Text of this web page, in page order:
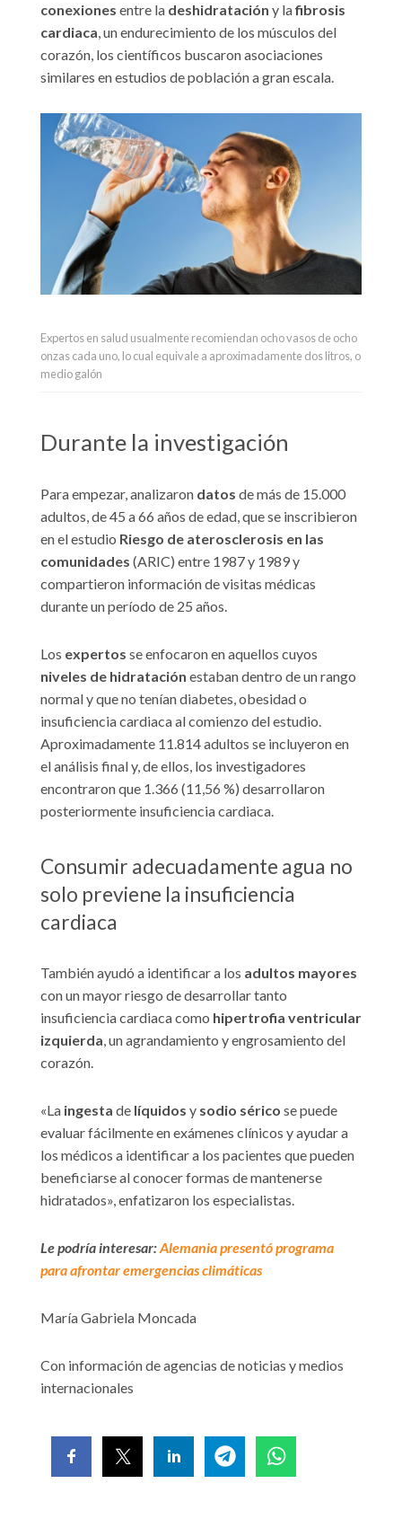
conexiones entre la deshidratación y lafibrosis
cardiaca, un endurecimiento de los músculos del
corazón, los científicos buscaron asociaciones
similares en estudios de población a gran escala.
Expertos en salud usualmente recomiendan ocho vasos de ocho
onzas cada uno, lo cual equivale a aproximadamente dos litros, o
medio galón
Durante la investigación
Para empezar, analizaron datos de más de 15.000
adultos, de 45 a 66 años de edad, que se inscribieron
en el estudio Riesgo de aterosclerosis en las
comunidades (ARIC) entre 1987 y 1989 y
compartieron información de visitas médicas
durante un período de 25 años.
Los expertos se enfocaron en aquellos cuyos
niveles de hidratación estaban dentro de un rango
normal y que no tenían diabetes, obesidad o
insuficiencia cardiaca al comienzo del estudio.
Aproximadamente 11.814 adultos se incluyeron en
el análisis final y, de ellos, los investigadores
encontraron que 1.366 (11,56 %) desarrollaron
posteriormente insuficiencia cardiaca.
Consumir adecuadamente agua no
solo previene la insuficiencia
cardiaca
También ayudó a identificar a los adultos mayores
con un mayor riesgo de desarrollar tanto
insuficiencia cardiaca como hipertrofia ventricular
izquierda , un agrandamiento y engrosamiento del
corazón.
«La ingesta de líquidos y sodio sérico se puede
evaluar fácilmente en exámenes clínicos y ayudar a
los médicos a identificar a los pacientes que pueden
beneficiarse al conocer formas de mantenerse
hidratados», enfatizaron los especialistas.
Le podría interesar:Alemania presentó programa
para afrontar emergencias climáticas
María Gabriela Moncada
Con información de agencias de noticias y medios
internacionales